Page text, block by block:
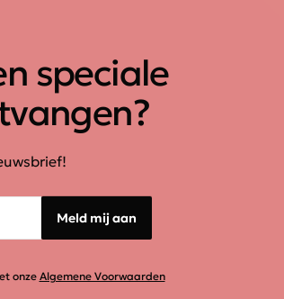
speciale
Meld mij aan
onze Algemene Voorwaarden